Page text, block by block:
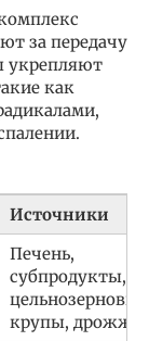
за передачу
укрепляют
как
Источники
Печень,
субпродукты,
цельнозерновые
крупы, дрожжи